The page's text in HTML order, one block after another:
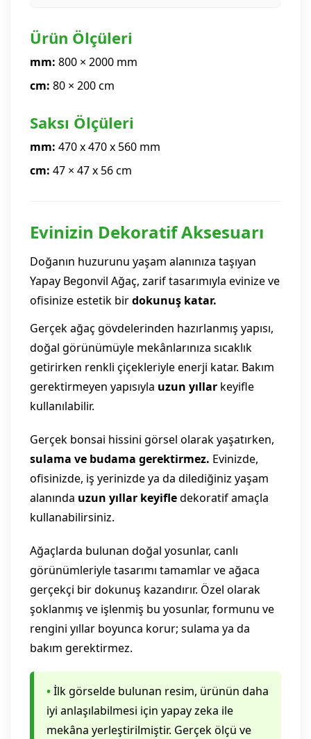
Ürün Ölçüleri
mm: 800 × 2000 mm
cm: 80 × 200 cm
Saksı Ölçüleri
mm: 470 x 470 x 560 mm
cm: 47 × 47 x 56 cm
Evinizin Dekoratif Aksesuarı
Doğanın huzurunu yaşam alanınıza taşıyan
Yapay Begonvil Ağaç, zarif tasarımıyla evinize ve
ofisinize estetik birdokunuş katar.
Gerçek ağaç gövdelerinden hazırlanmış yapısı,
doğal görünümüyle mekânlarınıza sıcaklık
getirirken renkli çiçekleriyle enerji katar. Bakım
gerektirmeyen yapısıyla uzun yıllar keyifle
kullanılabilir.
Gerçek bonsai hissini görsel olarak yaşatırken,
sulama ve budama gerektirmez. Evinizde,
ofisinizde, iş yerinizde ya da dilediğiniz yaşam
alanında uzun yıllar keyifledekoratif amaçla
kullanabilirsiniz.
Ağaçlarda bulunan doğal yosunlar, canlı
görünümleriyle tasarımı tamamlar ve ağaca
gerçekçi bir dokunuş kazandırır. Özel olarak
şoklanmış ve işlenmiş bu yosunlar, formunu ve
rengini yıllar boyunca korur; sulama ya da
bakım gerektirmez.
•İlk görselde bulunan resim, ürünün daha
iyi anlaşılabilmesi için yapay zeka ile
mekâna yerleştirilmiştir. Gerçek ölçü ve